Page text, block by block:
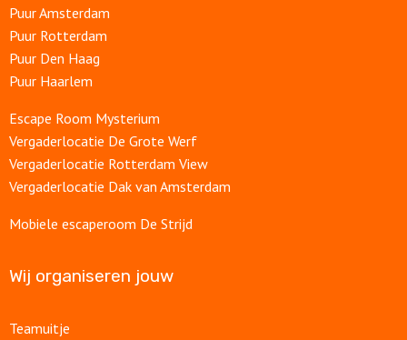
Puur Amsterdam
Puur Rotterdam
Puur Den Haag
Puur Haarlem
Escape Room Mysterium
Vergaderlocatie De Grote Werf
Vergaderlocatie Rotterdam View
Vergaderlocatie Dak van Amsterdam
Mobiele escaperoom De Strijd
Wij organiseren jouw
Teamuitje